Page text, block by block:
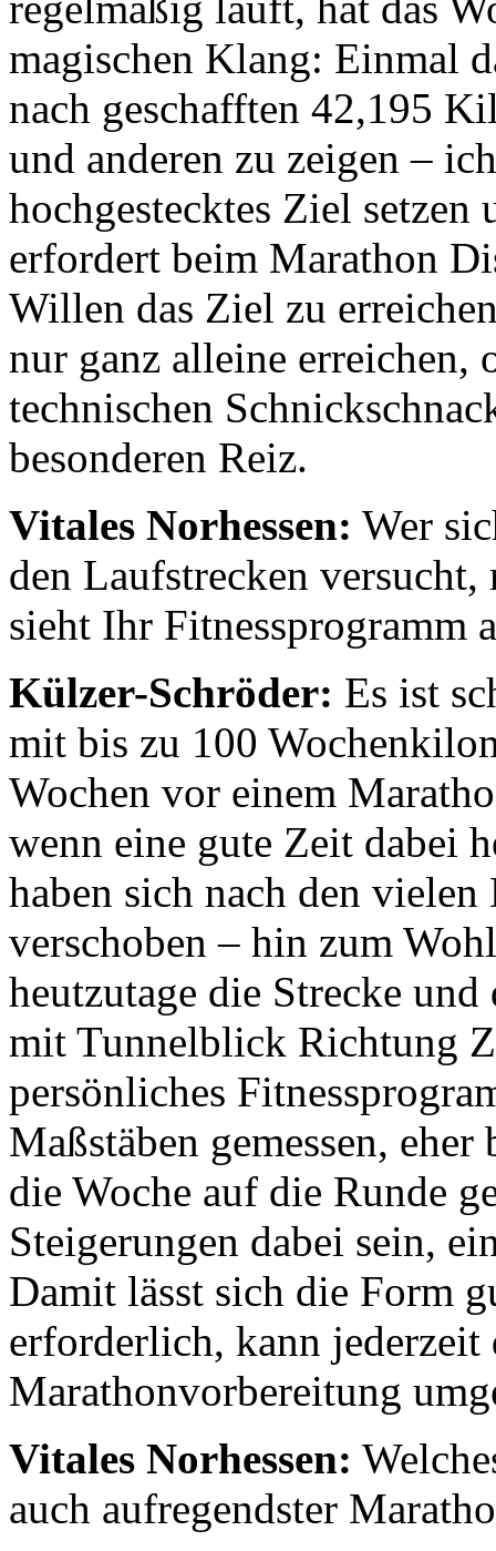
magischen Klang: Einmal
nach geschafften 42,195
und anderen zu zeigen –
hochgestecktes Ziel setzen
erfordert beim Marathon
Willen das Ziel zu
nur ganz alleine erreichen,
technischen
besonderen Reiz.
Vitales Norhessen: Wer
den Laufstrecken
sieht Ihr Fitnessprogramm
Külzer-Schröder: Es ist
mit bis zu 100
Wochen vor einem
wenn eine gute Zeit dabei
haben sich nach den
verschoben – hin zum
heutzutage die Strecke
mit Tunnelblick Richtung
persönliches
Maßstäben gemessen,
die Woche auf die Runde
Steigerungen dabei sein,
Damit lässt sich die Form
erforderlich, kann
Marathonvorbereitung
Vitales Norhessen:
auch aufregendster